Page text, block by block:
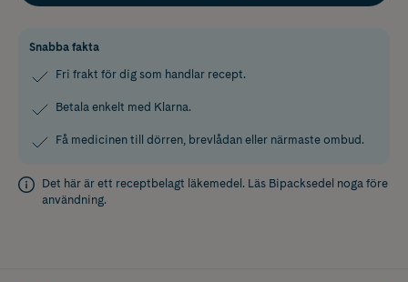
Snabba fakta
Fri frakt för dig som handlar recept.
Betala enkelt med Klarna.
Få medicinen till dörren, brevlådan eller närmaste ombud.
Det här är ett receptbelagt läkemedel. Läs Bipacksedel noga före
användning.